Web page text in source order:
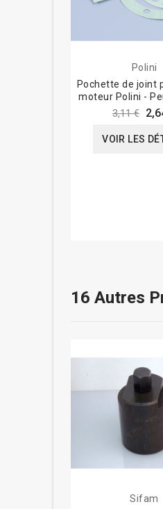
Polini
Pochette de joint
moteur Polini -
3,11 €
VOIR LES
16 Autres
Sifam